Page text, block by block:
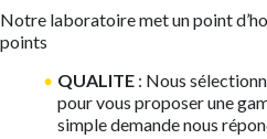
Notre laboratoire met un point
points
QUALITE : Nous
pour vous proposer une
simple demande nous